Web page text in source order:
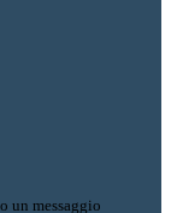
un messaggio